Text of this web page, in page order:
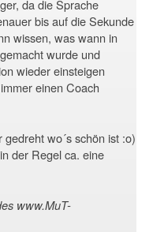
da die Sprache
bis auf die Sekunde
wissen, was wann in
wurde und
wieder einsteigen
einen Coach
wo´s schön ist :o)
der Regel ca. eine
www.MuT-